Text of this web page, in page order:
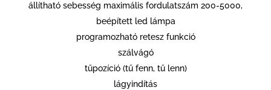
állítható sebesség maximális fordulatszám 200-5000,
beépített led lámpa
programozható retesz funkció
szálvágó
tűpozíció (tű fenn, tű lenn)
lágyindítás